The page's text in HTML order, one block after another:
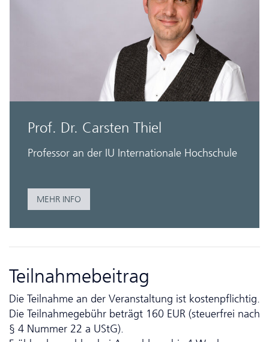
Prof. Dr. Carsten Thiel
Professor an der IU Internationale Hochschule
MEHR INFO
Teilnahmebeitrag
Die Teilnahme an der Veranstaltung ist kostenpflichtig.
Die Teilnahmegebühr beträgt 160 EUR (steuerfrei nach
§ 4 Nummer 22 a UStG).